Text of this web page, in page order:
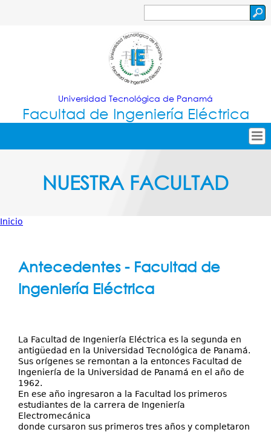
Jump to navigation
de
búsqueda
Universidad Tecnológica de Panamá
Facultad de Ingeniería Eléctrica
Nuestra Facultad
Servicios
Publicaciones
NUESTRA FACULTAD
aquí
Inicio
Antecedentes - Facultad de
Ingeniería Eléctrica
La Facultad de Ingeniería Eléctrica es la segunda en
antigüedad en la Universidad Tecnológica de Panamá.
Sus orígenes se remontan a la entonces Facultad de
Ingeniería de la Universidad de Panamá en el año de
1962.
En ese año ingresaron a la Facultad los primeros
estudiantes de la carrera de Ingeniería
Electromecánica
donde cursaron sus primeros tres años y completaron